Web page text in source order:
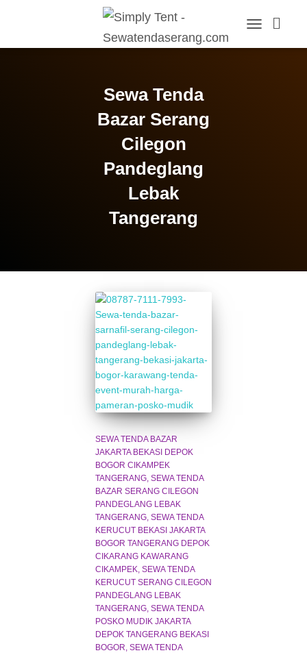
NAVIGATION
Sewa Tenda
Bazar Serang
Cilegon
Pandeglang
Lebak
Tangerang
SEWA TENDA BAZAR
JAKARTA BEKASI DEPOK
BOGOR CIKAMPEK
TANGERANG SEWA TENDA
BAZAR SERANG CILEGON
PANDEGLANG LEBAK
TANGERANG SEWA TENDA
KERUCUT BEKASI JAKARTA
BOGOR TANGERANG DEPOK
CIKARANG KAWARANG
CIKAMPEK SEWA TENDA
KERUCUT SERANG CILEGON
PANDEGLANG LEBAK
TANGERANG SEWA TENDA
POSKO MUDIK JAKARTA
DEPOK TANGERANG BEKASI
BOGOR SEWA TENDA